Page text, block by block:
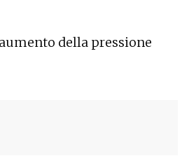
della pressione